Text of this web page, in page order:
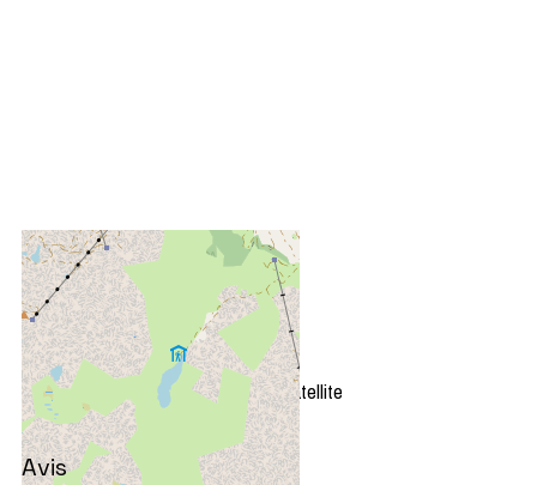
+−
OpenStreetMap
Streets
Satellite
Leaflet|©OpenStreetMap
Avis